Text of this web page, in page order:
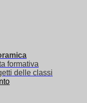
formativa
delle classi